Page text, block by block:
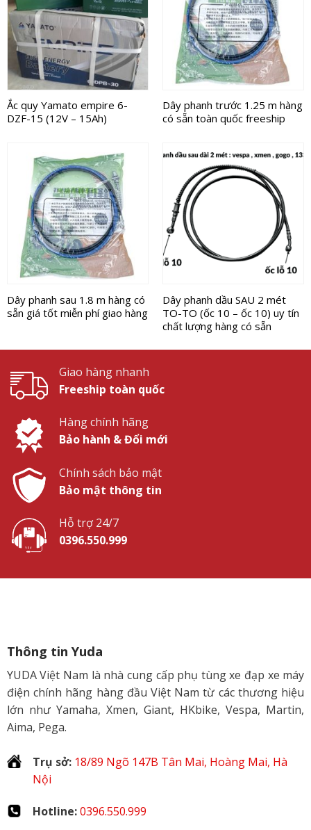
Ắc quy Yamato empire 6-
DZF-15 (12V – 15Ah)
Dây phanh trước 1.25 m hàng
có sẵn toàn quốc freeship
Dây phanh sau 1.8 m hàng có
sẵn giá tốt miễn phí giao hàng
Dây phanh dầu SAU 2 mét
TO-TO (ốc 10 – ốc 10) uy tín
chất lượng hàng có sẵn
Giao hàng nhanh
Freeship toàn quốc
Hàng chính hãng
Bảo hành & Đổi mới
Chính sách bảo mật
Bảo mật thông tin
Hỗ trợ 24/7
0396.550.999
Thông tin Yuda
YUDA Việt Nam là nhà cung cấp phụ tùng xe đạp xe máy
điện chính hãng hàng đầu Việt Nam từ các thương hiệu
lớn như Yamaha, Xmen, Giant, HKbike, Vespa, Martin,
Aima, Pega.
Trụ sở: 18/89 Ngõ 147B Tân Mai, Hoàng Mai, Hà
Nội
Hotline:0396.550.999